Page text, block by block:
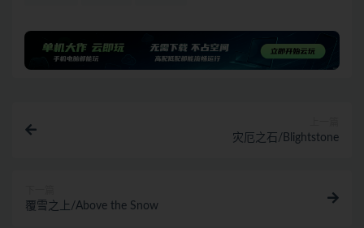
灾厄之石/Blightstone
覆雪之上/Above the Snow